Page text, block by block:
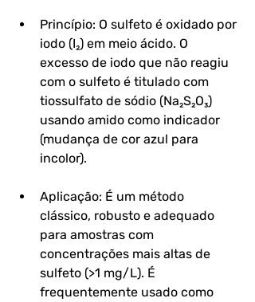
Princípio: O sulfeto é oxidado por
iodo (I₂) em meio ácido. O
excesso de iodo que não reagiu
com o sulfeto é titulado com
tiossulfato de sódio (Na₂S₂O₃)
usando amido como indicador
(mudança de cor azul para
incolor).
Aplicação: É um método
clássico, robusto e adequado
para amostras com
concentrações mais altas de
sulfeto (>1 mg/L). É
frequentemente usado como